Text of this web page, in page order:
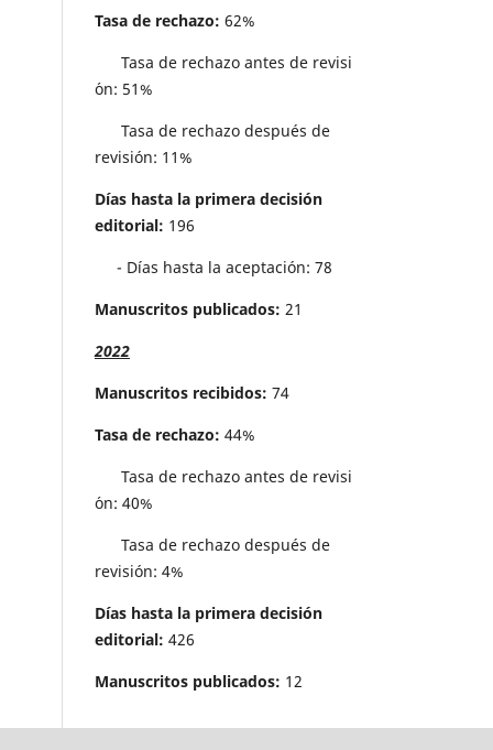
Tasa de rechazo: 62%
Tasa de rechazo antes de revisi
´on: 51%
Tasa de rechazo después de
revisión: 11%
Días hasta la primera decisión
editorial: 196
- Días hasta la aceptación: 78
Manuscritos publicados: 21
2022
Manuscritos recibidos: 74
Tasa de rechazo: 44%
Tasa de rechazo antes de revisi
´on: 40%
Tasa de rechazo después de
revisión: 4%
Días hasta la primera decisión
editorial: 426
Manuscritos publicados: 12